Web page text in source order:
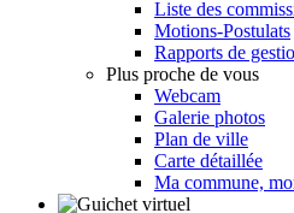
Liste des
Motions-Postulats
Rapports de
Plus proche de vous
Webcam
Galerie photos
Plan de ville
Carte détaillée
Ma commune,